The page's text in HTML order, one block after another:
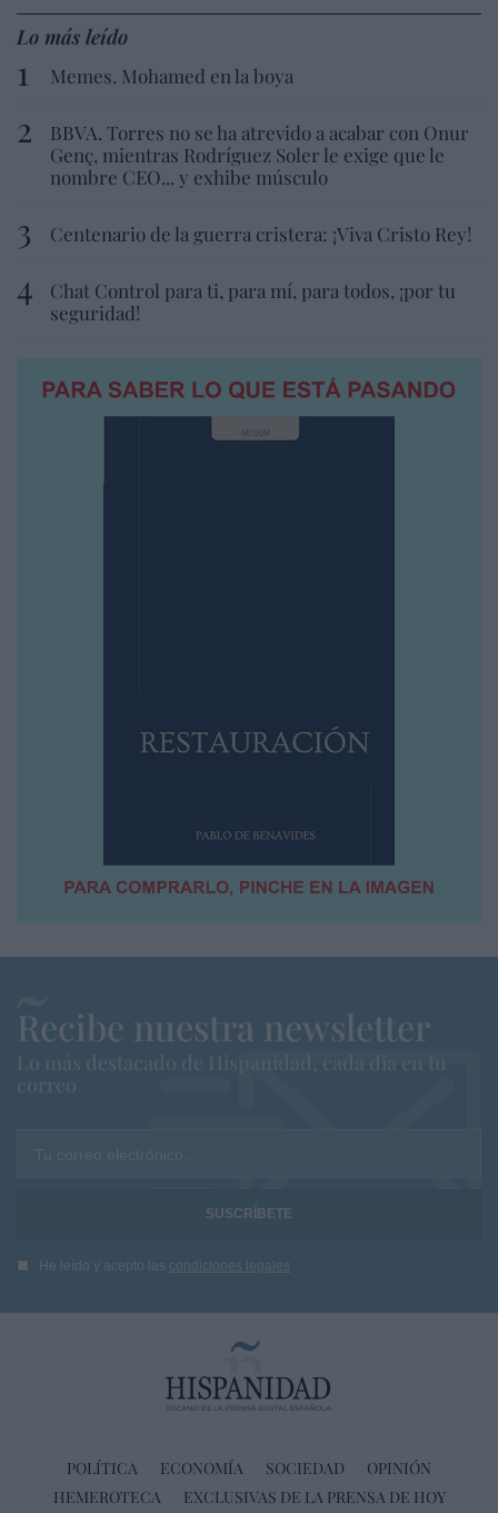
Lo más leído
Memes. Mohamed en la boya
BBVA. Torres no se ha atrevido a acabar con Onur
Genç, mientras Rodríguez Soler le exige que le
nombre CEO... y exhibe músculo
Centenario de la guerra cristera: ¡Viva Cristo Rey!
Chat Control para ti, para mí, para todos, ¡por tu
seguridad!
Recibe nuestra newsletter
Lo más destacado de Hispanidad, cada dia en tu
correo
Tu correo electrónico...
He leído y acepto las condiciones legales
POLÍTICA ECONOMÍA SOCIEDAD
OPINIÓN
HEMEROTECA
EXCLUSIVAS DE LA PRENSA DE HOY